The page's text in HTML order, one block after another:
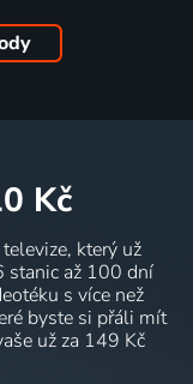
Kč
který už
stanic až 100 dní
s více než
byste si přáli mít
už za 149 Kč